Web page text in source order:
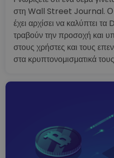
στη Wall Street Journal. Ο
έχει αρχίσει να καλύπτει τα
τραβούν την προσοχή και
στους χρήστες και τους
στα κρυπτονομισματικά